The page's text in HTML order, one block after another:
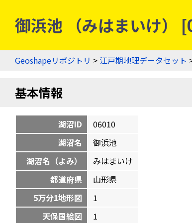
御浜池 （みはまいけ）
Geoshapeリポジトリ > 江戸期地理データセット
基本情報
湖沼ID
06010
湖沼名
御浜池
湖沼名（よみ）
みはまいけ
都道府県
山形県
5万分1地形図
1
天保国絵図
1